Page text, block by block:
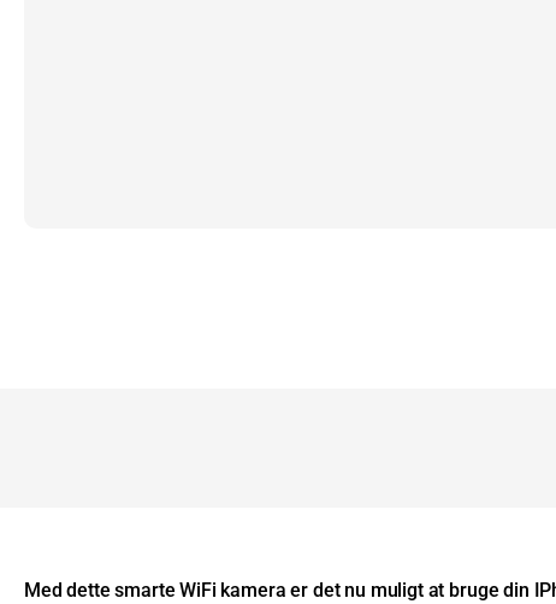
Med dette smarte WiFi kamera er det nu muligt at bruge din